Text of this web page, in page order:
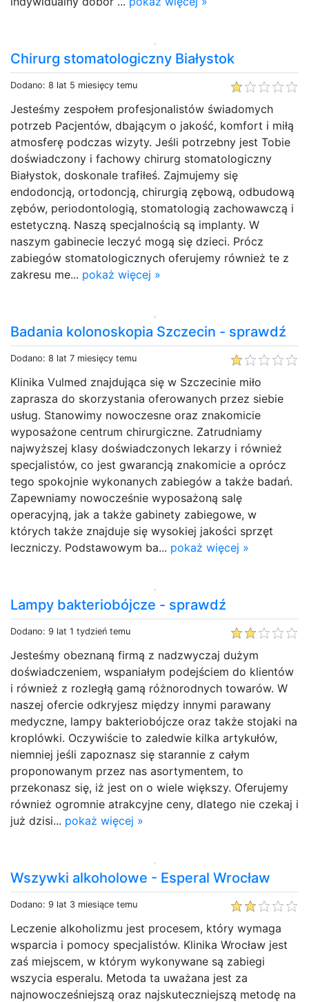
Chirurg stomatologiczny Białystok
Dodano: 8 lat 5 miesięcy temu
Jesteśmy zespołem profesjonalistów świadomych
potrzeb Pacjentów, dbającym o jakość, komfort i miłą
atmosferę podczas wizyty. Jeśli potrzebny jest Tobie
doświadczony i fachowy chirurg stomatologiczny
Białystok, doskonale trafiłeś. Zajmujemy się
endodoncją, ortodoncją, chirurgią zębową, odbudową
zębów, periodontologią, stomatologią zachowawczą i
estetyczną. Naszą specjalnością są implanty. W
naszym gabinecie leczyć mogą się dzieci. Prócz
zabiegów stomatologicznych oferujemy również te z
zakresu me... pokaż więcej »
Badania kolonoskopia Szczecin - sprawdź
Dodano: 8 lat 7 miesięcy temu
Klinika Vulmed znajdująca się w Szczecinie miło
zaprasza do skorzystania oferowanych przez siebie
usług. Stanowimy nowoczesne oraz znakomicie
wyposażone centrum chirurgiczne. Zatrudniamy
najwyższej klasy doświadczonych lekarzy i również
specjalistów, co jest gwarancją znakomicie a oprócz
tego spokojnie wykonanych zabiegów a także badań.
Zapewniamy nowocześnie wyposażoną salę
operacyjną, jak a także gabinety zabiegowe, w
których także znajduje się wysokiej jakości sprzęt
leczniczy. Podstawowym ba... pokaż więcej »
Lampy bakteriobójcze - sprawdź
Dodano: 9 lat 1 tydzień temu
Jesteśmy obeznaną firmą z nadzwyczaj dużym
doświadczeniem, wspaniałym podejściem do klientów
i również z rozległą gamą różnorodnych towarów. W
naszej ofercie odkryjesz między innymi parawany
medyczne, lampy bakteriobójcze oraz także stojaki na
kroplówki. Oczywiście to zaledwie kilka artykułów,
niemniej jeśli zapoznasz się starannie z całym
proponowanym przez nas asortymentem, to
przekonasz się, iż jest on o wiele większy. Oferujemy
również ogromnie atrakcyjne ceny, dlatego nie czekaj i
już dzisi... pokaż więcej »
Wszywki alkoholowe - Esperal Wrocław
Dodano: 9 lat 3 miesiące temu
Leczenie alkoholizmu jest procesem, który wymaga
wsparcia i pomocy specjalistów. Klinika Wrocław jest
zaś miejscem, w którym wykonywane są zabiegi
wszycia esperalu. Metoda ta uważana jest za
najnowocześniejszą oraz najskuteczniejszą metodę na